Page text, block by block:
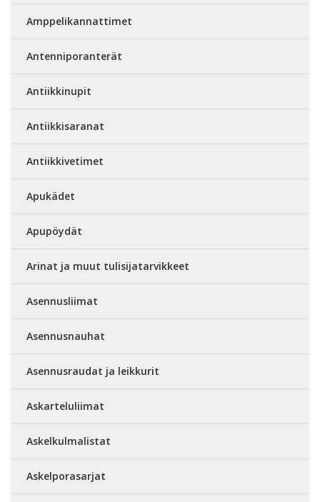
Amppelikannattimet
Antenniporanterät
Antiikkinupit
Antiikkisaranat
Antiikkivetimet
Apukädet
Apupöydät
Arinat ja muut tulisijatarvikkeet
Asennusliimat
Asennusnauhat
Asennusraudat ja leikkurit
Askarteluliimat
Askelkulmalistat
Askelporasarjat